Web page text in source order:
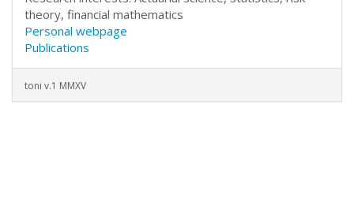
theory, financial mathematics
Personal webpage
Publications
toni v.1 MMXV